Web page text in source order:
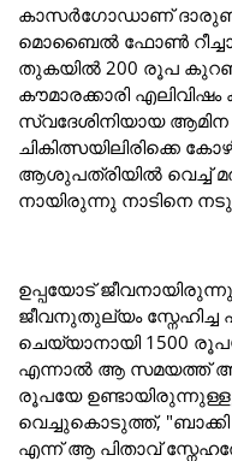
കാസർഗോഡാണ്
മൊബൈൽ ഫോൺ
തുകയിൽ 200 രൂപ
കൗമാരക്കാരി
സ്വദേശിനിയായ
ചികിത്സയിലിരിക്കെ
ആശുപത്രിയിൽ വെച്ച്
നായിരുന്നു നാടിനെ
ഉപ്പയോട്
ജീവനുതുല്യം സ്നേഹിച്ച
ചെയ്യാനായി 1500
എന്നാൽ ആ സമയത്ത്
രൂപയേ
വെച്ചുകൊടുത്ത്, "ബാക്കി
എന്ന് ആ പിതാവ്